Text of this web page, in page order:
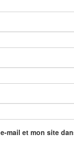
mail et mon site